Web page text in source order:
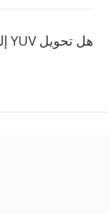
هل تحويل YUV إلى DDS دقيق؟